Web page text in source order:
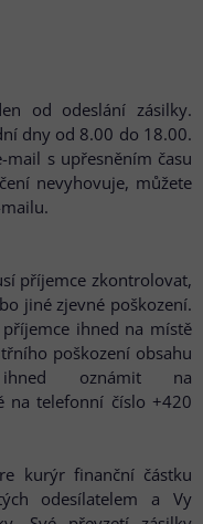
od odeslání zásilky.
dny od 8.00 do 18.00.
mail s upřesněním času
nevyhovuje, můžete
příjemce zkontrolovat,
jiné zjevné poškození.
ihned na místě
poškození obsahu
oznámit na
na telefonní číslo +420
kurýr finanční částku
odesílatelem a Vy